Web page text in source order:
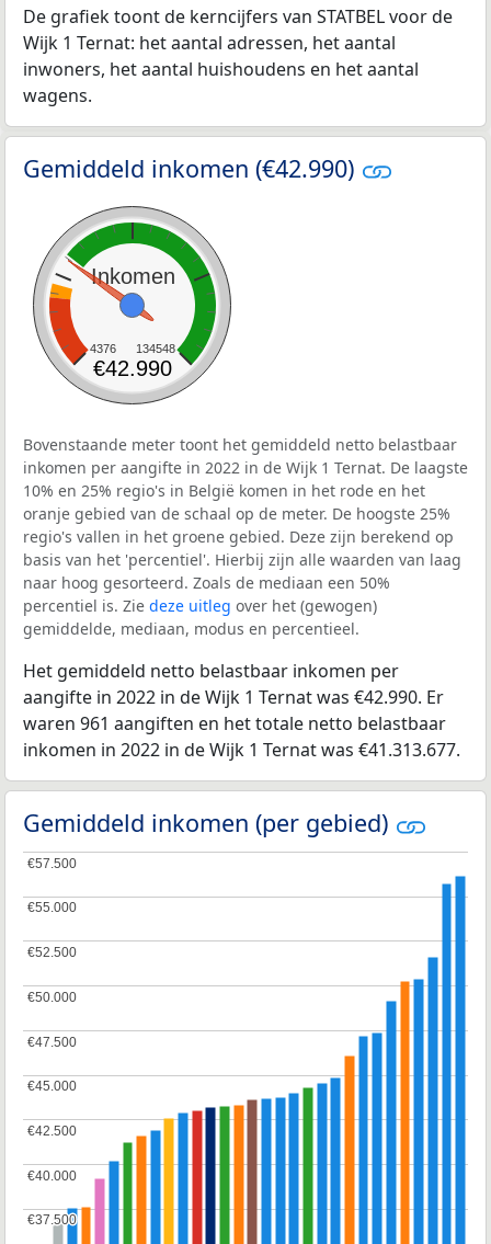
De grafiek toont de kerncijfers van STATBEL voor de
Wijk 1 Ternat: het aantal adressen, het aantal
inwoners, het aantal huishoudens en het aantal
wagens.
Gemiddeld inkomen (€42.990)
Inkomen
4376 134548
€42.990
Bovenstaande meter toont het gemiddeld netto belastbaar
inkomen per aangifte in 2022 in de Wijk 1 Ternat. De laagste
10% en 25% regio's in België komen in het rode en het
oranje gebied van de schaal op de meter. De hoogste 25%
regio's vallen in het groene gebied. Deze zijn berekend op
basis van het 'percentiel'. Hierbij zijn alle waarden van laag
naar hoog gesorteerd. Zoals de mediaan een 50%
percentiel is. Zie deze uitleg over het (gewogen)
gemiddelde, mediaan, modus en percentieel.
Het gemiddeld netto belastbaar inkomen per
aangifte in 2022 in de Wijk 1 Ternat was €42.990. Er
waren 961 aangiften en het totale netto belastbaar
inkomen in 2022 in de Wijk 1 Ternat was €41.313.677.
Gemiddeld inkomen (per gebied)
€37.500
€37.500
€40.000
€40.000
€42.500
€42.500
€45.000
€45.000
€47.500
€47.500
€50.000
€50.000
€52.500
€52.500
€55.000
€55.000
€57.500
€57.500